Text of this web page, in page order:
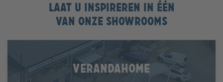
Laat u inspireren in één
van onze showrooms
VERANDAHOME